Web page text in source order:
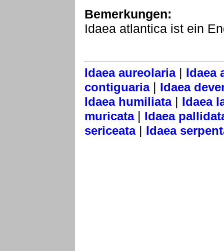
Bemerkungen:
Idaea atlantica ist ein
Idaea aureolaria| Idaea
contiguaria| Idaea
Idaea humiliata| Idaea
muricata| Idaea
sericeata| Idaea